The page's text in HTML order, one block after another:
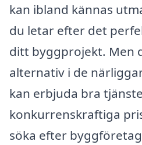
kan ibland kännas
du letar efter det
ditt byggprojekt. Men
alternativ i de
kan erbjuda bra
konkurrenskraftiga
söka efter